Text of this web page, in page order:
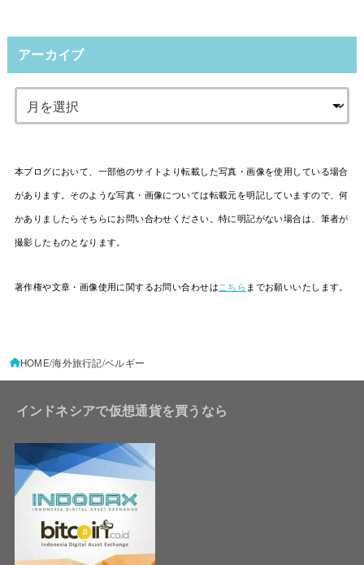
アーカイブ
本ブログにおいて、一部他のサイトより転載した写真・画像を使用している場合
があります。そのような写真・画像については転載元を明記していますので、何
かありましたらそちらにお問い合わせください。特に明記がない場合は、筆者が
撮影したものとなります。
著作権や文章・画像使用に関するお問い合わせはこちら までお願いいたします。
HOME 海外旅行記 ベルギー
インドネシアで仮想通貨を買うなら